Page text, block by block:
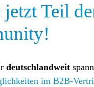
jetzt Teil
deutschlandweit
im B2B-